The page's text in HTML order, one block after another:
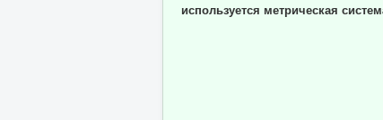
используется метрическая